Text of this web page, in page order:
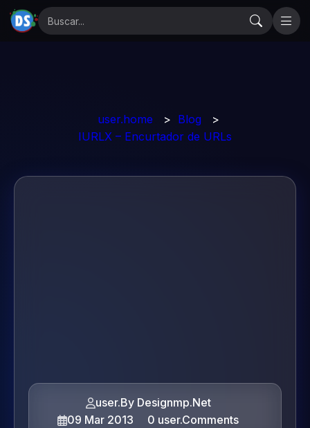
user.home > Blog
>
IURLX – Encurtador de URLs
user.By Designmp.Net
09 Mar 2013
0 user.Comments